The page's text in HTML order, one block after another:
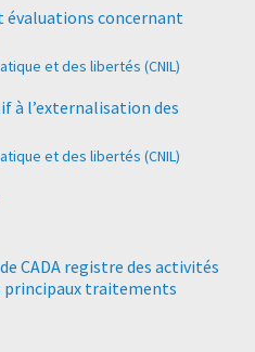
concernant
et des libertés (CNIL)
à l’externalisation des
et des libertés (CNIL)
CADA registre des activités
traitements